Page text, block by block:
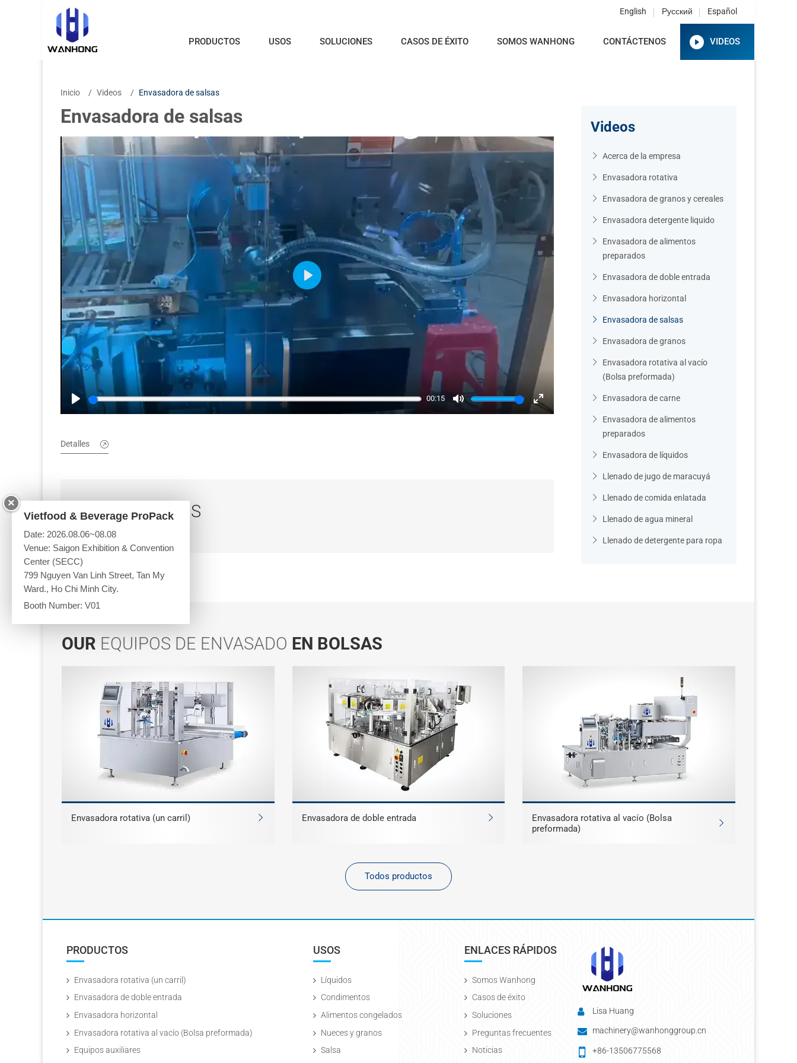
English Русский Español
PRODUCTOS USOS SOLUCIONES CASOS DE ÉXITO SOMOS WANHONG CONTÁCTENOS VIDEOS
Inicio Videos Envasadora de salsas
Envasadora de salsas
Play
00:15
Enter
Play
Detalles
CONTÁCTENOS
Videos
Acerca de la empresa
Envasadora rotativa
Envasadora de granos y cereales
Envasadora detergente liquido
Envasadora de alimentos
preparados
Envasadora de doble entrada
Envasadora horizontal
Envasadora de salsas
Envasadora de granos
Envasadora rotativa al vacío
(Bolsa preformada)
Envasadora de carne
Envasadora de alimentos
preparados
Envasadora de líquidos
Llenado de jugo de maracuyá
Llenado de comida enlatada
Llenado de agua mineral
Llenado de detergente para ropa
OUR EQUIPOS DE ENVASADO EN BOLSAS
Envasadora rotativa (un carril) Envasadora de doble entrada
Envasadora rotativa al vacío (Bolsa
preformada)
Todos productos
PRODUCTOS
Envasadora rotativa (un carril)
Envasadora de doble entrada
Envasadora horizontal
Envasadora rotativa al vacío (Bolsa preformada)
Equipos auxiliares
USOS
Líquidos
Condimentos
Alimentos congelados
Nueces y granos
Salsa
ENLACES RÁPIDOS
Somos Wanhong
Casos de éxito
Soluciones
Preguntas frecuentes
Noticias
Lisa Huang
machinery@wanhonggroup.cn
+86-13506775568
×
Vietfood & Beverage ProPack
Date: 2026.08.06~08.08
Venue: Saigon Exhibition & Convention
Center (SECC)
799 Nguyen Van Linh Street, Tan My
Ward., Ho Chi Minh City.
Booth Number: V01